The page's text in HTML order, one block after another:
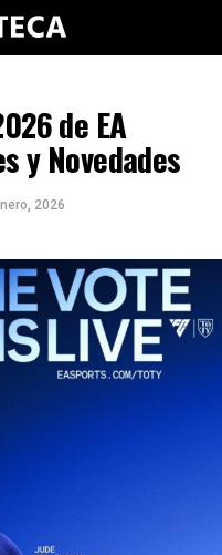
de EA
y Novedades
2026